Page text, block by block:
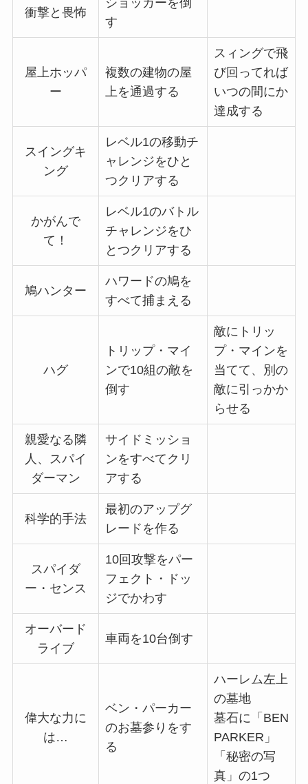
衝撃と畏怖
ショッカーを倒
す
屋上ホッパ
ー
複数の建物の屋
上を通過する
スィングで飛
び回ってれば
いつの間にか
達成する
スイングキ
ング
レベル1の移動チ
ャレンジをひと
つクリアする
かがんで
て！
レベル1のバトル
チャレンジをひ
とつクリアする
鳩ハンター
ハワードの鳩を
すべて捕まえる
ハグ
トリップ・マイ
ンで10組の敵を
倒す
敵にトリッ
プ・マインを
当てて、別の
敵に引っかか
らせる
親愛なる隣
人、スパイ
ダーマン
サイドミッショ
ンをすべてクリ
アする
科学的手法
最初のアップグ
レードを作る
スパイダ
ー・センス
10回攻撃をパー
フェクト・ドッ
ジでかわす
オーバード
ライブ
車両を10台倒す
偉大な力に
は…
ベン・パーカー
のお墓参りをす
る
ハーレム左上
の墓地
墓石に「BEN
PARKER」
「秘密の写
真」の1つ